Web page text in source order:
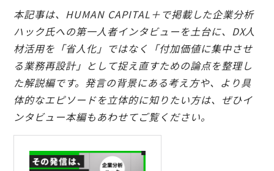
本記事は、HUMAN CAPITAL＋で掲載した企業分析
ハック氏への第一人者インタビューを土台に、DX人
材活用を「省人化」ではなく「付加価値に集中させ
る業務再設計」として捉え直すための論点を整理し
た解説編です。発言の背景にある考え方や、より具
体的なエピソードを立体的に知りたい方は、ぜひイ
ンタビュー本編もあわせてご覧ください。